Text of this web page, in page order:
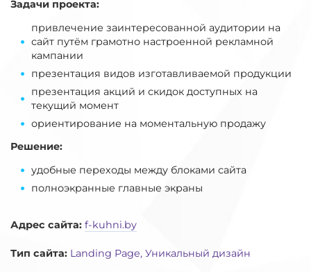
Задачи проекта:
привлечение заинтересованной аудитории на
сайт путём грамотно настроенной рекламной
кампании
презентация видов изготавливаемой продукции
презентация акций и скидок доступных на
текущий момент
ориентирование на моментальную продажу
Решение:
удобные переходы между блоками сайта
полноэкранные главные экраны
Адрес сайта: f-kuhni.by
Тип сайта: Landing Page, Уникальный дизайн